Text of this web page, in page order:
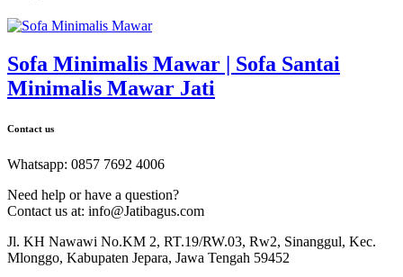
Sofa Minimalis Mawar | Sofa Santai
Minimalis Mawar Jati
Contact us
Whatsapp: 0857 7692 4006
Need help or have a question?
Contact us at: info@Jatibagus.com
Jl. KH Nawawi No.KM 2, RT.19/RW.03, Rw2, Sinanggul, Kec.
Mlonggo, Kabupaten Jepara, Jawa Tengah 59452